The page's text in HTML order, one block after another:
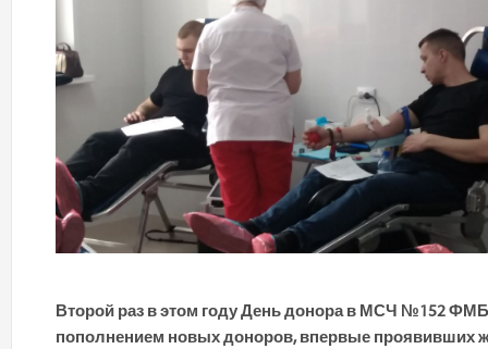
Второй раз в этом году День донора в МСЧ №152
пополнением новых доноров, впервые проявивших